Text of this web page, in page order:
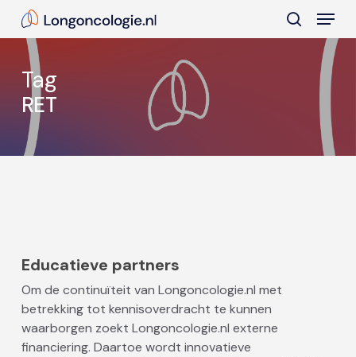
content
search
Menu
Tag
RET
Educatieve partners
Om de continuïteit van Longoncologie.nl met
betrekking tot kennisoverdracht te kunnen
waarborgen zoekt Longoncologie.nl externe
financiering. Daartoe wordt innovatieve
Close
Menu